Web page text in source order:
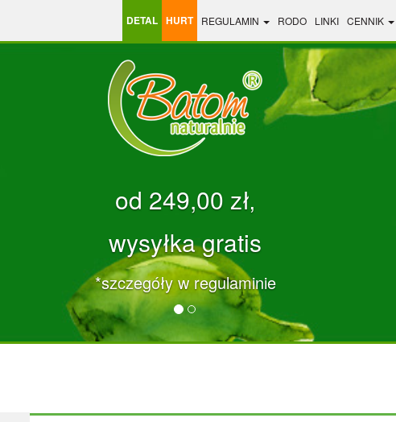
DETAL HURT REGULAMIN RODO LINKI CENNIK
od 249,00 zł‚
wysyłka gratis
*szczegóły w regulaminie